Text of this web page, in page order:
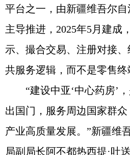
平台之一，由新疆维吾尔
主导推进，2025年5月建成
示、撮合交易、注册对接
共服务逻辑，而不是零售终
“建设中亚‘中心药房’，
出国门，服务周边国家群
产业高质量发展。”新疆维
局副局长阿不都热西提·吐